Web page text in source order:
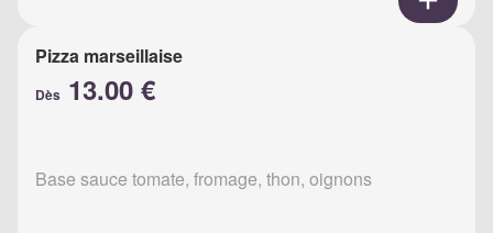
Pizza marseillaise
Dès 13.00 €
Base sauce tomate, fromage, thon, oignons